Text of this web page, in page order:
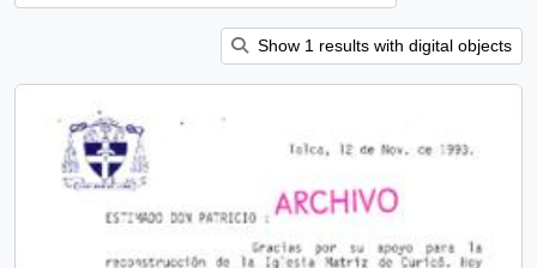
Show 1 results with digital objects